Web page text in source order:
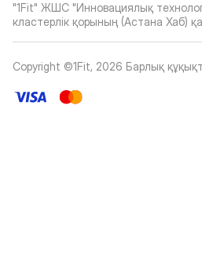
"1Fit" ЖШС "Инновациялық
кластерлік қорының (Астана Хаб)
Copyright ©1Fit, 2026 Барлық